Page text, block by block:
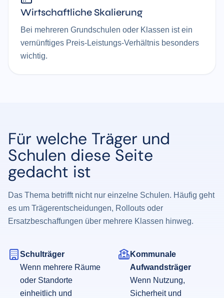
Wirtschaftliche Skalierung
Bei mehreren Grundschulen oder Klassen ist ein
vernünftiges Preis-Leistungs-Verhältnis besonders
wichtig.
Für welche Träger und
Schulen diese Seite
gedacht ist
Das Thema betrifft nicht nur einzelne Schulen. Häufig geht
es um Trägerentscheidungen, Rollouts oder
Ersatzbeschaffungen über mehrere Klassen hinweg.
Schulträger
Wenn mehrere Räume
oder Standorte
einheitlich und
Kommunale
Aufwandsträger
Wenn Nutzung,
Sicherheit und